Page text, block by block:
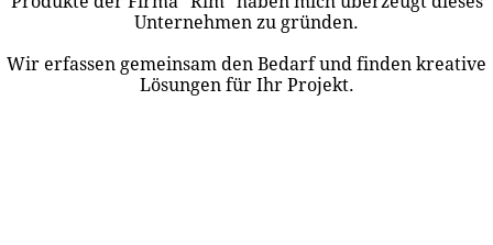
Unternehmen zu gründen.
Wir erfassen gemeinsam den Bedarf und finden kreative
Lösungen für Ihr Projekt.